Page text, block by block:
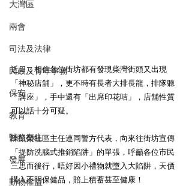
大灣區
兩會
司法及法律
民政及青年事務
保安
教育
醫務衛生
發展
動物權益
近日，相信各位街坊都有發現柴灣街頭又出現
「神秘店舖」，更不時有長者大排長龍，排隊聽
「講座」，手中還有「出席印花咭」，店舖性質
可以話十分可疑。
陳凱榮社區主任連同警方代表，向來往街坊宣傳
「提防洗腦式推銷陷阱」的單張，呼籲各位市民
三思而後行，唔好因小禮物就墮入大陷阱，天價
購入不明保健品，賠上積蓄甚至健康！